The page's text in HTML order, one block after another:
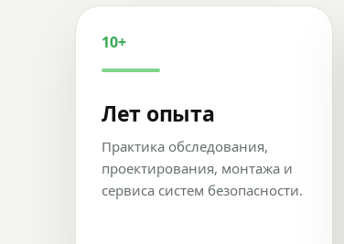
10+
Лет опыта
Практика обследования,
проектирования, монтажа и
сервиса систем безопасности.